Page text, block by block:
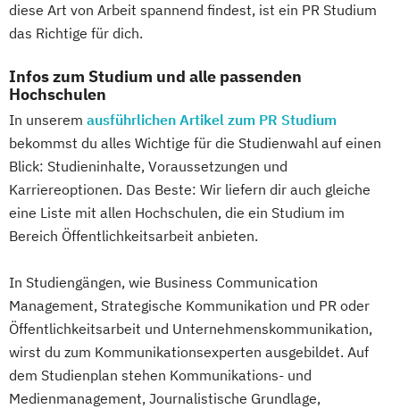
diese Art von Arbeit spannend findest, ist ein PR Studium
das Richtige für dich.
Infos zum Studium und alle passenden
Hochschulen
In unserem ausführlichen Artikel zum PR Studium
bekommst du alles Wichtige für die Studienwahl auf einen
Blick: Studieninhalte, Voraussetzungen und
Karriereoptionen. Das Beste: Wir liefern dir auch gleiche
eine Liste mit allen Hochschulen, die ein Studium im
Bereich Öffentlichkeitsarbeit anbieten.
In Studiengängen, wie Business Communication
Management, Strategische Kommunikation und PR oder
Öffentlichkeitsarbeit und Unternehmenskommunikation,
wirst du zum Kommunikationsexperten ausgebildet. Auf
dem Studienplan stehen Kommunikations- und
Medienmanagement, Journalistische Grundlage,